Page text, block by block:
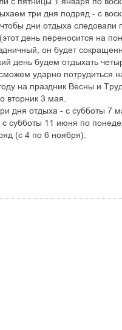
три дня подряд - с
дни отдыха следовали
день переносится на
он будет
день будем отдыхать
ударно потрудиться
на праздник Весны и
вторник 3 мая.
дня отдыха - с субботы 7
с субботы 11 июня по
(с 4 по 6 ноября).